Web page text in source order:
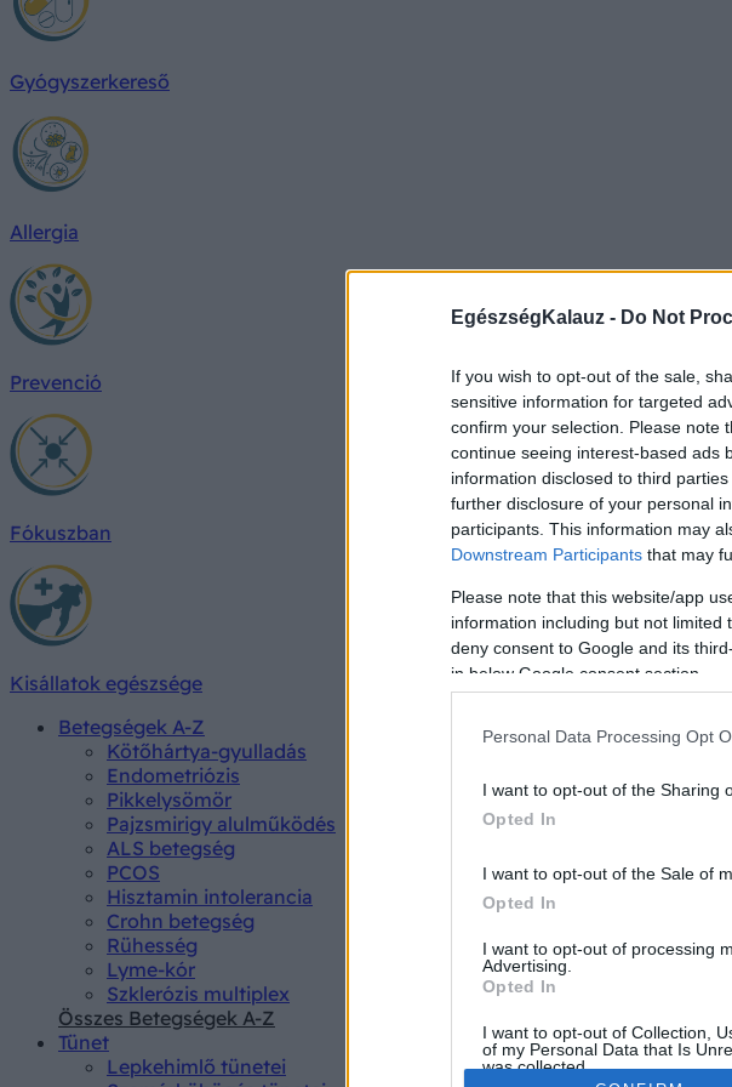
EgészségKalauz - Do Not
If you wish to opt-out of the sale,
sensitive information for targeted
confirm your selection. Please note
continue seeing interest-based ads
information disclosed to third
further disclosure of your personal
participants. This information may
Downstream Participants that may
Please note that this website/app
information including but not limited
deny consent to Google and its
in below Google consent section.
Personal Data Processing Opt
I want to opt-out of the Sharing
Opted In
I want to opt-out of the Sale of
Opted In
I want to opt-out of processing
Advertising.
Opted In
I want to opt-out of Collection,
of my Personal Data that Is
was collected.
Gyógyszerkereső
Allergia
Prevenció
Fókuszban
Kisállatok egészsége
Betegségek A-Z
Kötőhártya-gyulladás
Endometriózis
Pikkelysömör
Pajzsmirigy alulműködés
ALS betegség
PCOS
Hisztamin intolerancia
Crohn betegség
Rühesség
Lyme-kór
Szklerózis multiplex
Összes Betegségek A-Z
Tünet
Lepkehimlő tünetei